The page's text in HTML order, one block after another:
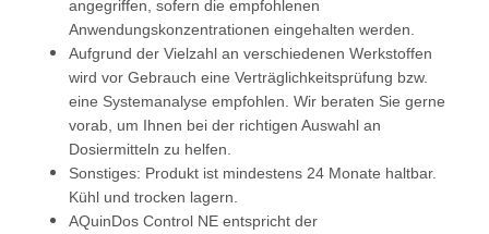
angegriffen, sofern die empfohlenen
Anwendungskonzentrationen eingehalten werden.
Aufgrund der Vielzahl an verschiedenen Werkstoffen
wird vor Gebrauch eine Verträglichkeitsprüfung bzw.
eine Systemanalyse empfohlen. Wir beraten Sie gerne
vorab, um Ihnen bei der richtigen Auswahl an
Dosiermitteln zu helfen.
Sonstiges: Produkt ist mindestens 24 Monate haltbar.
Kühl und trocken lagern.
AQuinDos Control NE entspricht der